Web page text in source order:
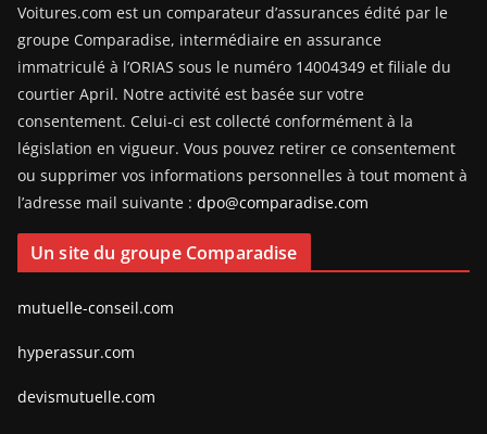
Voitures.com est un comparateur d’assurances édité par le
groupe Comparadise, intermédiaire en assurance
immatriculé à l’ORIAS sous le numéro 14004349 et filiale du
courtier April. Notre activité est basée sur votre
consentement. Celui-ci est collecté conformément à la
législation en vigueur. Vous pouvez retirer ce consentement
ou supprimer vos informations personnelles à tout moment à
l’adresse mail suivante : dpo@comparadise.com
Un site du groupe Comparadise
mutuelle-conseil.com
hyperassur.com
devismutuelle.com